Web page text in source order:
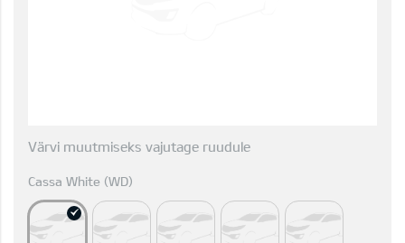
Värvi muutmiseks vajutage ruudule
Cassa White (WD)